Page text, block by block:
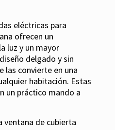
eléctricas para
ofrecen un
luz y un mayor
delgado y sin
las convierte en una
habitación. Estas
un práctico mando a
ventana de cubierta